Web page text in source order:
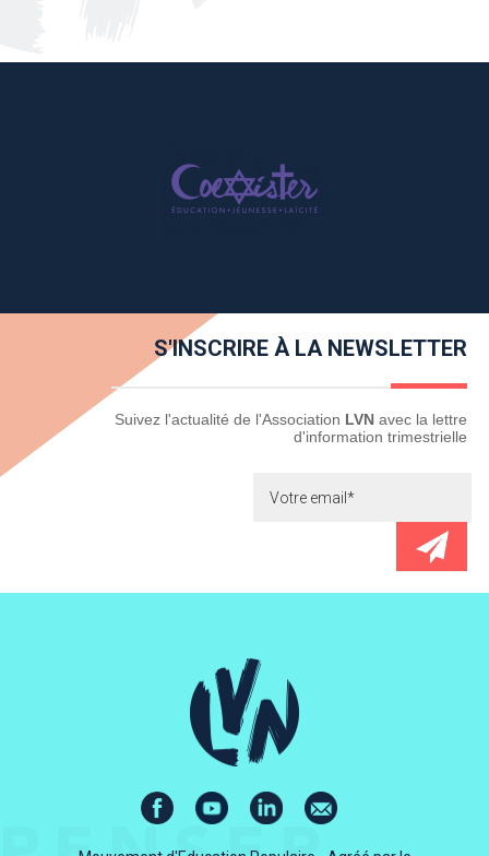
S'INSCRIRE À LA NEWSLETTER
Newsletter Suivez l'actualité de l'Association LVN avec la lettre
d'information trimestrielle